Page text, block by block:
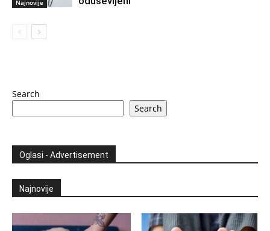
Najnovije
Search
Search
Oglasi - Advertisement
Najnovije